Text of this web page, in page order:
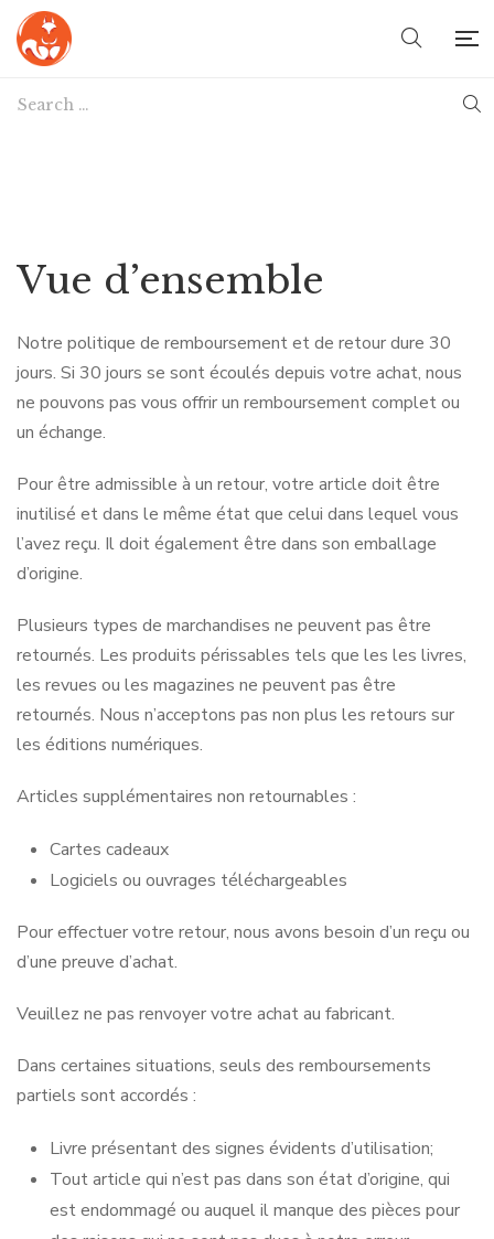
Vue d’ensemble
Notre politique de remboursement et de retour dure 30
jours. Si 30 jours se sont écoulés depuis votre achat, nous
ne pouvons pas vous offrir un remboursement complet ou
un échange.
Pour être admissible à un retour, votre article doit être
inutilisé et dans le même état que celui dans lequel vous
l’avez reçu. Il doit également être dans son emballage
d’origine.
Plusieurs types de marchandises ne peuvent pas être
retournés. Les produits périssables tels que les les livres,
les revues ou les magazines ne peuvent pas être
retournés. Nous n’acceptons pas non plus les retours sur
les éditions numériques.
Articles supplémentaires non retournables :
Cartes cadeaux
Logiciels ou ouvrages téléchargeables
Pour effectuer votre retour, nous avons besoin d’un reçu ou
d’une preuve d’achat.
Veuillez ne pas renvoyer votre achat au fabricant.
Dans certaines situations, seuls des remboursements
partiels sont accordés :
Livre présentant des signes évidents d’utilisation;
Tout article qui n’est pas dans son état d’origine, qui
est endommagé ou auquel il manque des pièces pour